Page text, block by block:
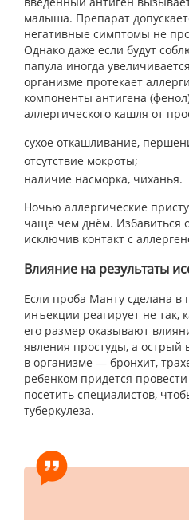
малыша. Препарат
негативные симптомы не
Однако даже если будут
папула иногда
организме протекает
компоненты антигена
аллергического кашля от
сухое откашливание,
отсутствие мокроты;
наличие насморка, чиханья.
Ночью аллергические
чаще чем днём. Избавиться
исключив контакт с
Влияние на результаты
Если проба Манту сделана в
инъекции реагирует не так,
его размер оказывают
явления простуды, а острый
в организме — бронхит,
ребенком придется
посетить специалистов,
туберкулеза.